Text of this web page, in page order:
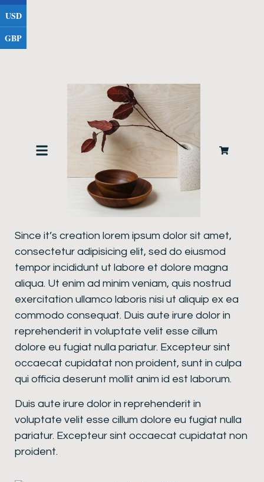
Since it’s creation lorem ipsum dolor sit amet,
consectetur adipisicing elit, sed do eiusmod
tempor incididunt ut labore et dolore magna
aliqua. Ut enim ad minim veniam, quis nostrud
exercitation ullamco laboris nisi ut aliquip ex ea
commodo consequat. Duis aute irure dolor in
reprehenderit in voluptate velit esse cillum
dolore eu fugiat nulla pariatur. Excepteur sint
occaecat cupidatat non proident, sunt in culpa
qui officia deserunt mollit anim id est laborum.
Duis aute irure dolor in reprehenderit in
voluptate velit esse cillum dolore eu fugiat nulla
pariatur. Excepteur sint occaecat cupidatat non
proident.
USD
GBP